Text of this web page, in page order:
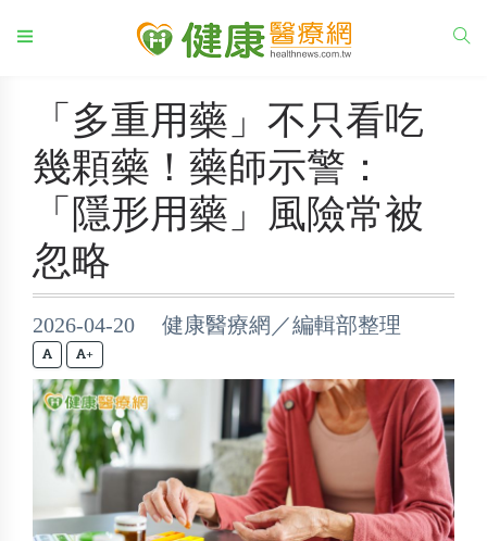
「多重用藥」不只看吃
幾顆藥！藥師示警：
「隱形用藥」風險常被
忽略
2026-04-20 健康醫療網／編輯部整理
+